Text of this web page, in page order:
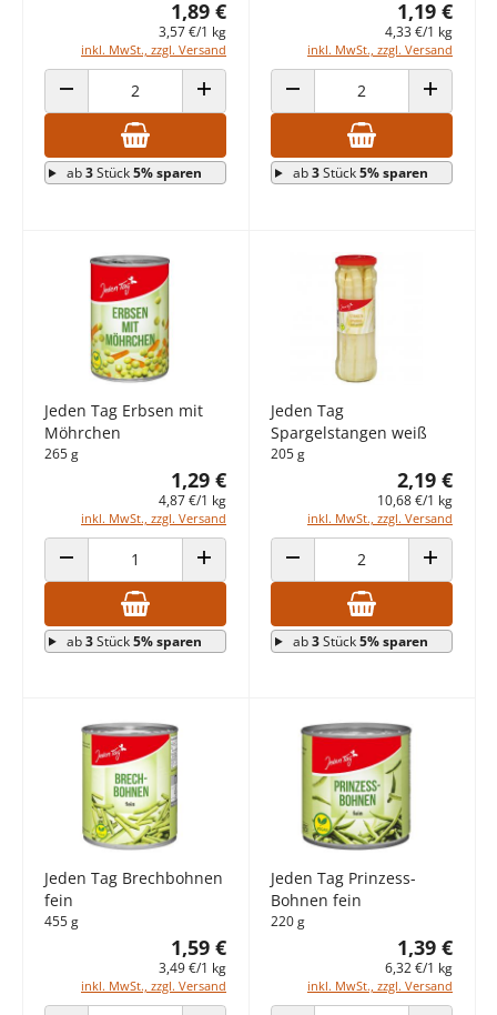
1,89 €
3,57 €/1 kg
inkl. MwSt., zzgl. Versand
ANZAHL VERRINGERN ANZAHL ERHÖHEN
ab3Stück5% sparen
1,19 €
4,33 €/1 kg
inkl. MwSt., zzgl. Versand
ANZAHL VERRINGERN ANZAHL
ab3Stück5% sparen
Jeden Tag Erbsen mit
Möhrchen
265 g
1,29 €
4,87 €/1 kg
inkl. MwSt., zzgl. Versand
ANZAHL VERRINGERN ANZAHL ERHÖHEN
ab3Stück5% sparen
Jeden Tag
Spargelstangen weiß
205 g
2,19 €
10,68 €/1 kg
inkl. MwSt., zzgl. Versand
ANZAHL VERRINGERN ANZAHL
ab3Stück5% sparen
Jeden Tag Brechbohnen
fein
455 g
1,59 €
3,49 €/1 kg
inkl. MwSt., zzgl. Versand
Jeden Tag Prinzess-
Bohnen fein
220 g
1,39 €
6,32 €/1 kg
inkl. MwSt., zzgl. Versand